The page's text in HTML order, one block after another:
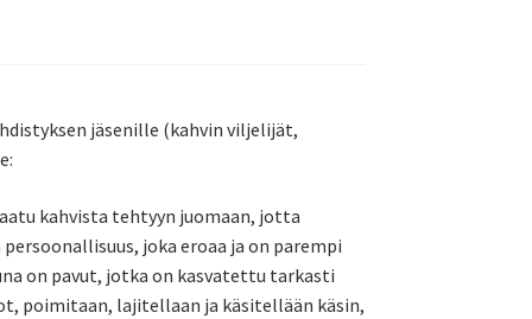
jäsenille (kahvin viljelijät,
kahvista tehtyyn juomaan, jotta
joka eroaa ja on parempi
on pavut, jotka on kasvatettu tarkasti
poimitaan, lajitellaan ja käsitellään käsin,